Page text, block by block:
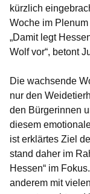
kürzlich
Woche im
„Damit legt
Wolf vor“, betont
Die wachsende
nur den
den Bürgerinnen
diesem
ist erklärtes Ziel
stand daher im
Hessen“ im
anderem mit